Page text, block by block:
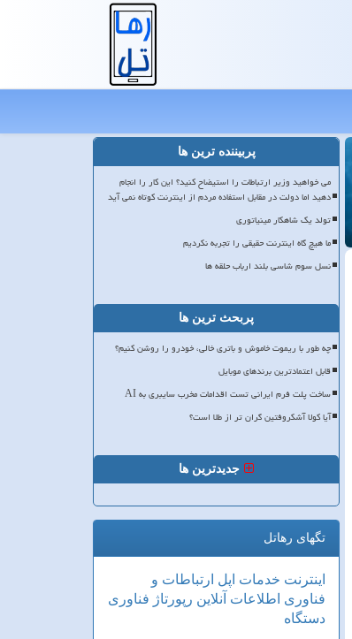
پربیننده ترین ها
می خواهید وزیر ارتباطات را استیضاح کنید؟ این کار را انجام
دهید اما دولت در مقابل استفاده مردم از اینترنت کوتاه نمی آید
تولد یک شاهکار مینیاتوری
ما هیچ گاه اینترنت حقیقی را تجربه نکردیم
نسل سوم شاسی بلند ارباب حلقه ها
پربحث ترین ها
چه طور با ریموت خاموش و باتری خالی، خودرو را روشن کنیم؟
قابل اعتمادترین برندهای موبایل
ساخت پلت فرم ایرانی تست اقدامات مخرب سایبری به AI
آیا کولا آشکروفتین گران تر از طلا است؟
جدیدترین ها
تگهای رهاتل
اینترنت خدمات اپل ارتباطات و
فناوری اطلاعات آنلاین رپورتاژ فناوری
دستگاه